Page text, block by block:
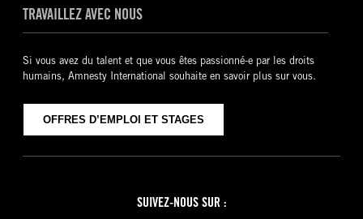
TRAVAILLEZ AVEC NOUS
Si vous avez du talent et que vous êtes passionné-e par les droits
humains, Amnesty International souhaite en savoir plus sur vous.
OFFRES D’EMPLOI ET STAGES
SUIVEZ-NOUS SUR :